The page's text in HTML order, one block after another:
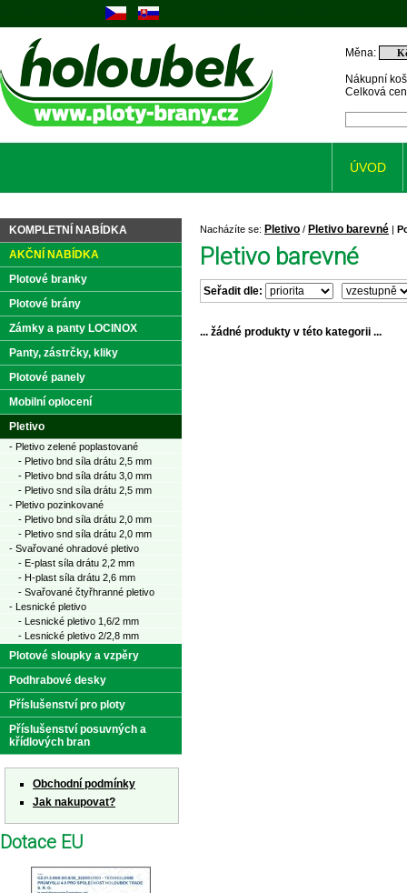
Nacházíte se: Pletivo / Pletivo barevné |
Pletivo barevné
Seřadit dle:
... žádné produkty v této kategorii ...
KOMPLETNÍ NABÍDKA
AKČNÍ NABÍDKA
Plotové branky
Plotové brány
Zámky a panty LOCINOX
Panty, zástrčky, kliky
Plotové panely
Mobilní oplocení
Pletivo
- Pletivo zelené poplastované
- Pletivo bnd síla drátu 2,5 mm
- Pletivo bnd síla drátu 3,0 mm
- Pletivo snd síla drátu 2,5 mm
- Pletivo pozinkované
- Pletivo bnd síla drátu 2,0 mm
- Pletivo snd síla drátu 2,0 mm
- Svařované ohradové pletivo
- E-plast síla drátu 2,2 mm
- H-plast síla drátu 2,6 mm
- Svařované čtyřhranné pletivo
- Lesnické pletivo
- Lesnické pletivo 1,6/2 mm
- Lesnické pletivo 2/2,8 mm
Plotové sloupky a vzpěry
Podhrabové desky
Příslušenství pro ploty
Příslušenství posuvných a
křídlových bran
Obchodní podmínky
Jak nakupovat?
Dotace EU
Nákupní
Celková
Měna:
ÚVOD